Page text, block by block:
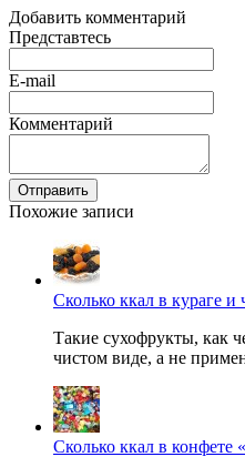
Добавить комментарий
Представтесь
E-mail
Комментарий
Отправить
Похожие записи
Сколько ккал в кураге и
Такие сухофрукты, как
чистом виде, а не
Сколько ккал в конфете